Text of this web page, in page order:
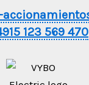
123 569 470